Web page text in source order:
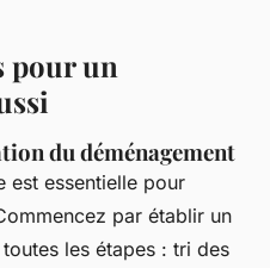
pour un
du déménagement
est essentielle pour
par établir un
les étapes : tri des